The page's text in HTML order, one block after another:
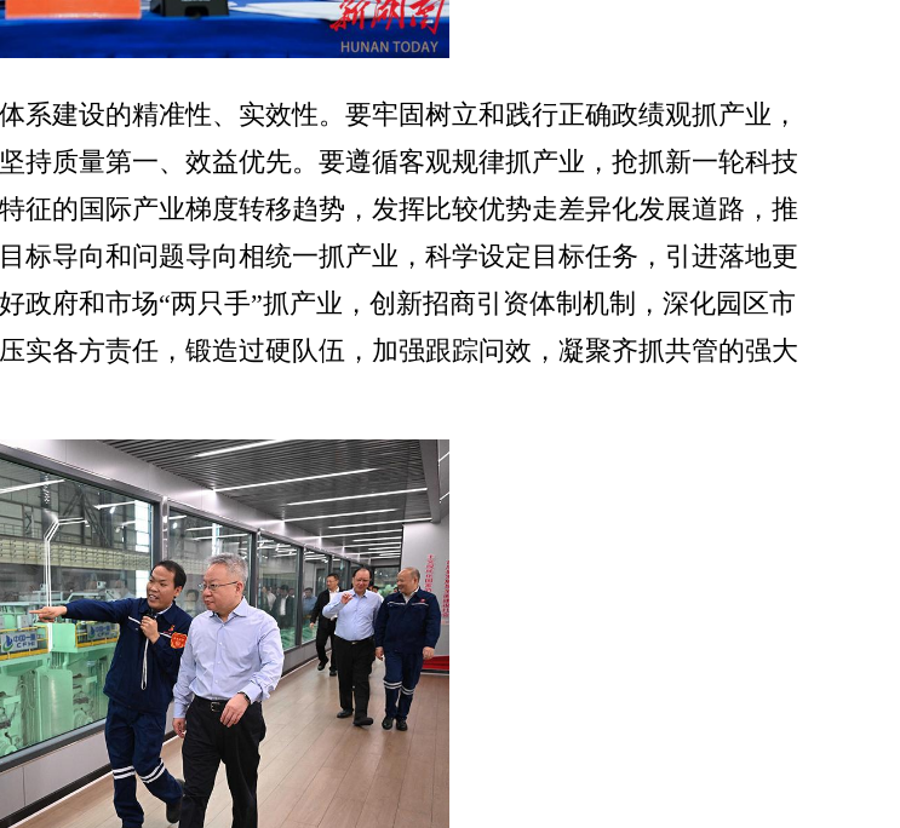
系建设的精准性、实效性。要牢固树立和践行正确政绩观抓产业，
持质量第一、效益优先。要遵循客观规律抓产业，抢抓新一轮科技
征的国际产业梯度转移趋势，发挥比较优势走差异化发展道路，推
标导向和问题导向相统一抓产业，科学设定目标任务，引进落地更
政府和市场“两只手”抓产业，创新招商引资体制机制，深化园区市
实各方责任，锻造过硬队伍，加强跟踪问效，凝聚齐抓共管的强大